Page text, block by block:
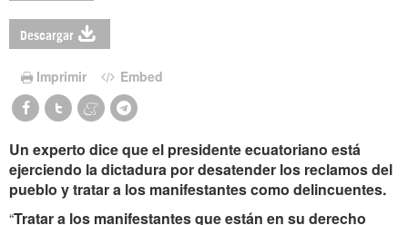
Descargar
Imprimir Embed
Un experto dice que el presidente ecuatoriano está
ejerciendo la dictadura por desatender los reclamos del
pueblo y tratar a los manifestantes como delincuentes.
“Tratar a los manifestantes que están en su derecho